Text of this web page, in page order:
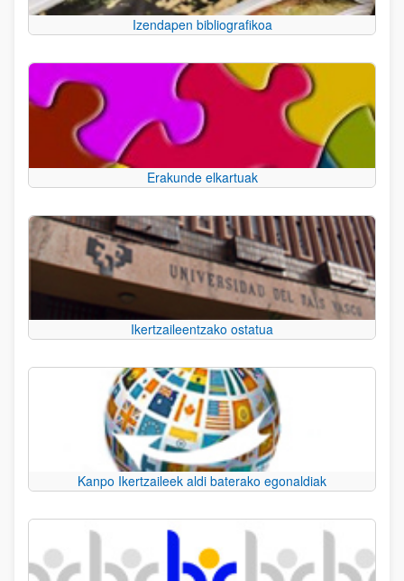
Izendapen bibliografikoa
Erakunde elkartuak
Ikertzaileentzako ostatua
Kanpo Ikertzaileek aldi baterako egonaldiak